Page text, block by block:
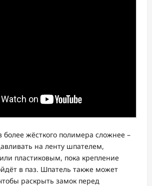
более жёсткого полимера сложнее –
на ленту шпателем,
пластиковым, пока крепление
в паз. Шпатель также может
раскрыть замок перед